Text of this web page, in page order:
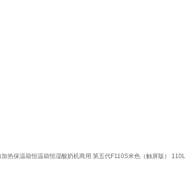
热保温箱恒温箱恒湿酸奶机商用 第五代F110S米色（触屏版） 110L